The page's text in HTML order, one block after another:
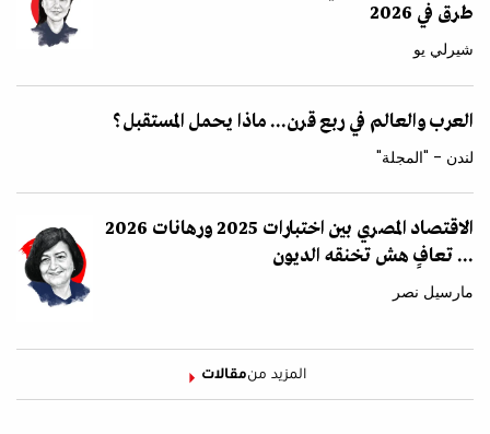
طرق في 2026
شيرلي يو
العرب والعالم في ربع قرن... ماذا يحمل المستقبل؟
لندن - "المجلة"
الاقتصاد المصري بين اختبارات 2025 ورهانات 2026
... تعافٍ هش تخنقه الديون
مارسيل نصر
المزيد منمقالات